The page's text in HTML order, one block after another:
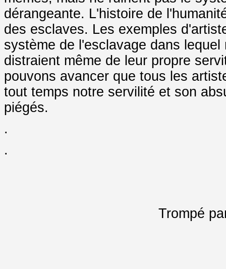
dérangeante. L'histoire de
des esclaves. Les exemples
système de l'esclavage dans
distraient même de leur propre
pouvons avancer que tous les
tout temps notre servilité et son
piégés.
.
.
Trompé